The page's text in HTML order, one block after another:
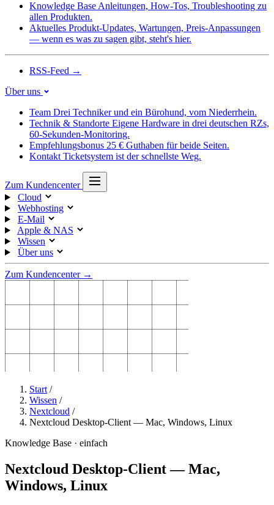
Knowledge Base Anleitungen, How-Tos, Troubleshooting zu
allen Produkten.
Aktuelles Produkt-Updates, Wartungen, Preis-Anpassungen
— wenn es was zu sagen gibt, steht's hier.
RSS-Feed →
Über uns
Team Drei Techniker und ein Bürohund, vom Niederrhein.
Technik & Standorte Eigene Hardware in drei deutschen RZs,
60-Sekunden-Monitoring.
Empfehlungsbonus 25 € Guthaben für beide Seiten.
Kontakt Ticketsystem ist der schnellste Weg.
Zum Kundencenter
Cloud
Webhosting
E-Mail
Apple & NAS
Wissen
Über uns
Zum Kundencenter →
Start /
Wissen /
Nextcloud /
Nextcloud Desktop-Client — Mac, Windows, Linux
Knowledge Base · einfach
Nextcloud Desktop-Client — Mac,
Windows, Linux